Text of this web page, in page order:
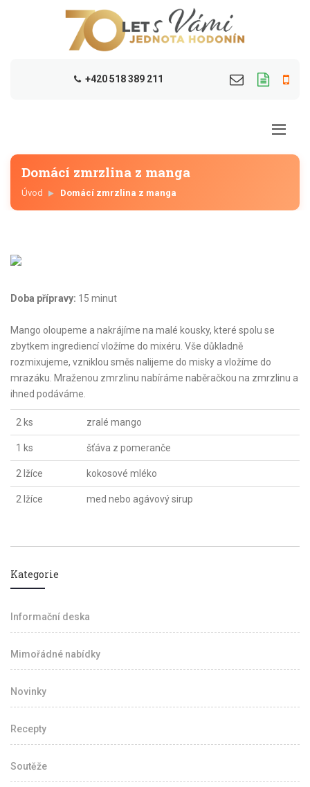
+420 518 389 211
Domácí zmrzlina z manga
Úvod Domácí zmrzlina z manga
Doba přípravy: 15 minut
Mango oloupeme a nakrájíme na malé kousky, které spolu se
zbytkem ingrediencí vložíme do mixéru. Vše důkladně
rozmixujeme, vzniklou směs nalijeme do misky a vložíme do
mrazáku. Mraženou zmrzlinu nabíráme naběračkou na zmrzlinu a
ihned podáváme.
2 ks zralé mango
1 ks šťáva z pomeranče
2 lžíce kokosové mléko
2 lžíce med nebo agávový sirup
Kategorie
Informační deska
Mimořádné nabídky
Novinky
Recepty
Soutěže